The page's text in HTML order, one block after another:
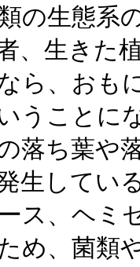
の生態系
、生きた
ら、おも
うことに
落ち葉や
生してい
ス、ヘミ
め、菌類